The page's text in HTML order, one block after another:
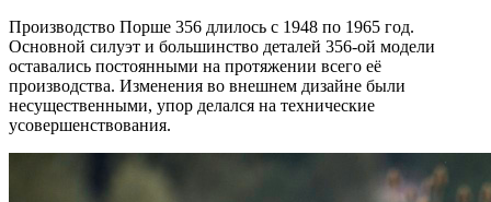
Производство Порше 356 длилось с 1948 по 1965 год.
Основной силуэт и большинство деталей 356-ой модели
оставались постоянными на протяжении всего её
производства. Изменения во внешнем дизайне были
несущественными, упор делался на технические
усовершенствования.